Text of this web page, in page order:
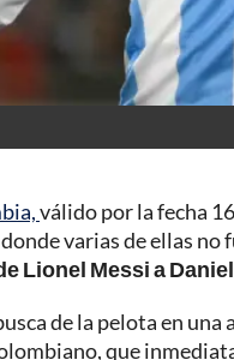
válido por la fecha
varias de ellas
Lionel Messi a
de la pelota en
que